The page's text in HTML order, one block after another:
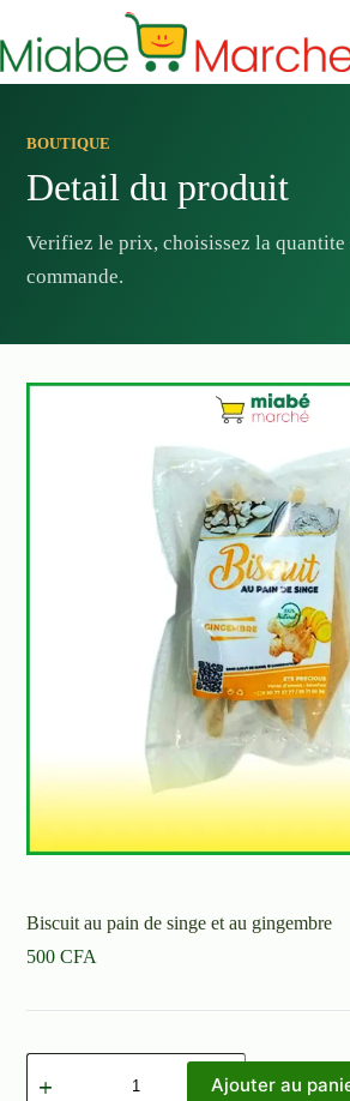
contenu
BOUTIQUE
Detail du produit
Verifiez le prix, choisissez la
commande.
Biscuit au pain de singe et au gingembre
500CFA
quantité
de
Ajouter au